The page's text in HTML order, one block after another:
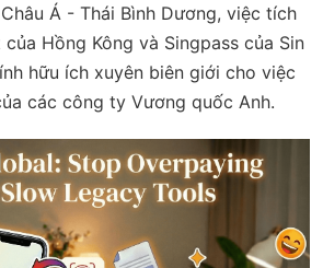
Á - Thái Bình Dương, việc tích
Hồng Kông và Singpass của Sin
hữu ích xuyên biên giới cho việc
các công ty Vương quốc Anh.